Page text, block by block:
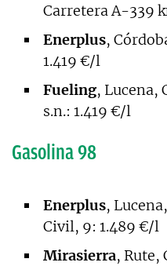
Carretera A-339
Enerplus,
1.419 €/l
Fueling, Lucena,
s.n.: 1.419 €/l
Gasolina 98
Enerplus,
Civil, 9: 1.489 €/l
Mirasierra, Rute,